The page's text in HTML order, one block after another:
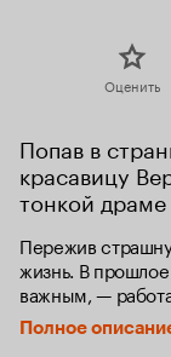
Оценить
Попав в
красавицу
тонкой
Пережив
жизнь. В прошлое
важным, —
города.
дом, где, вроде
Полное